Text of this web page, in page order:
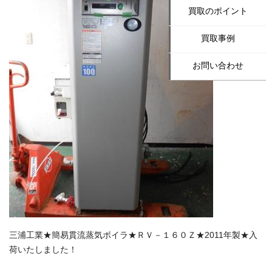
買取のポイント
買取事例
お問い合わせ
三浦工業★簡易貫流蒸気ボイラ★ＲＶ－１６０Ｚ★2011年製★入
荷いたしました！